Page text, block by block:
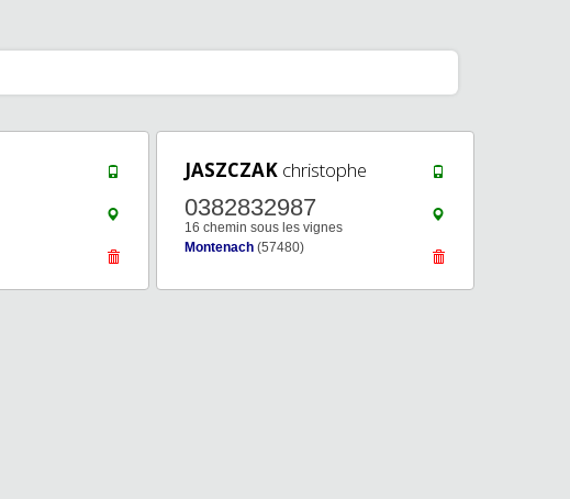
JASZCZAK christophe
0382832987
16 chemin sous les vignes
Montenach (57480)